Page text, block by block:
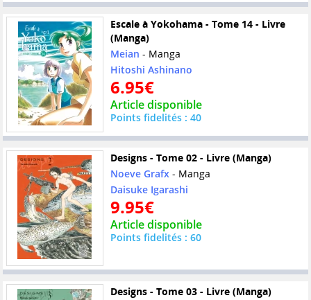
Escale à Yokohama - Tome 14 - Livre
(Manga)
Meian - Manga
Hitoshi Ashinano
6.95€
Article disponible
Points fidelités : 40
Designs - Tome 02 - Livre (Manga)
Noeve Grafx- Manga
Daisuke Igarashi
9.95€
Article disponible
Points fidelités : 60
Designs - Tome 03 - Livre (Manga)